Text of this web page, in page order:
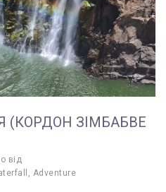
(КОРДОН ЗІМБАБВЕ
від
, Adventure